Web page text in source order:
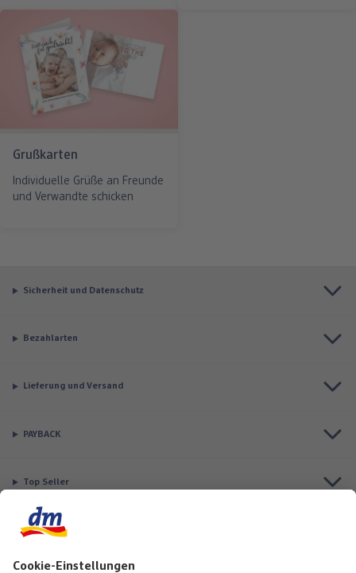
Grußkarten
Individuelle Grüße an Freunde
und Verwandte schicken
Sicherheit und Datenschutz
Bezahlarten
Lieferung und Versand
PAYBACK
Top Seller
Aktuell besonders beliebt